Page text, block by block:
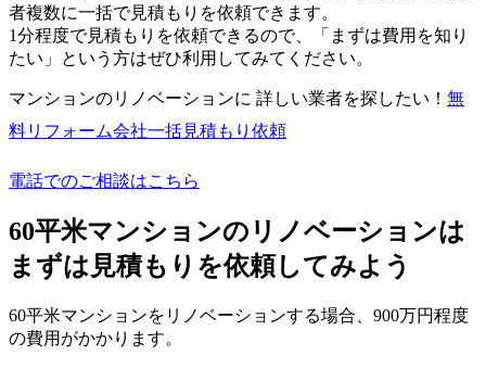
者複数に一括で見積もりを依頼できます。
1分程度で見積もりを依頼できるので、「まずは費用を知り
たい」という方はぜひ利用してみてください。
マンションのリノベーションに 詳しい業者を探したい！ 無
料リフォーム会社一括見積もり依頼
電話でのご相談はこちら
60平米マンションのリノベーションは
まずは見積もりを依頼してみよう
60平米マンションをリノベーションする場合、900万円程度
の費用がかかります。